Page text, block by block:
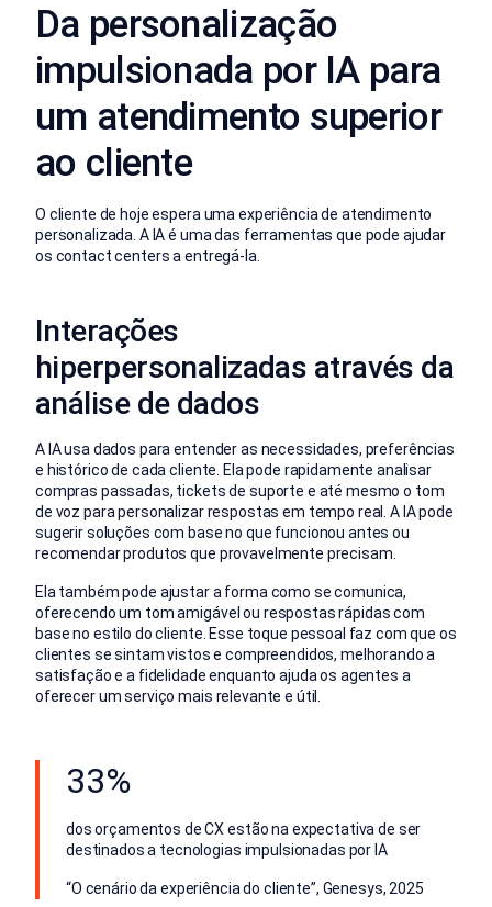
Da personalização
impulsionada por IA para
um atendimento superior
ao cliente
O cliente de hoje espera uma experiência de atendimento
personalizada. A IA é uma das ferramentas que pode ajudar
os contact centers a entregá-la.
Interações
hiperpersonalizadas através da
análise de dados
A IA usa dados para entender as necessidades, preferências
e histórico de cada cliente. Ela pode rapidamente analisar
compras passadas, tickets de suporte e até mesmo o tom
de voz para personalizar respostas em tempo real. A IA pode
sugerir soluções com base no que funcionou antes ou
recomendar produtos que provavelmente precisam.
Ela também pode ajustar a forma como se comunica,
oferecendo um tom amigável ou respostas rápidas com
base no estilo do cliente. Esse toque pessoal faz com que os
clientes se sintam vistos e compreendidos, melhorando a
satisfação e a fidelidade enquanto ajuda os agentes a
oferecer um serviço mais relevante e útil.
33%
dos orçamentos de CX estão na expectativa de ser
destinados a tecnologias impulsionadas por IA
“O cenário da experiência do cliente”, Genesys, 2025